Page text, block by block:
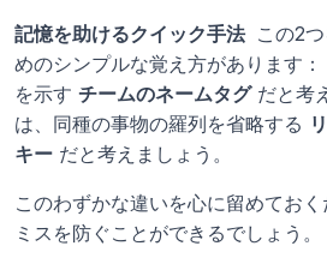
記憶を助けるクイック手法 この2
めのシンプルな覚え方があります
を示す チームのネームタグ だと考
は、同種の事物の羅列を省略する
キー だと考えましょう。
このわずかな違いを心に留めてお
ミスを防ぐことができるでしょう。